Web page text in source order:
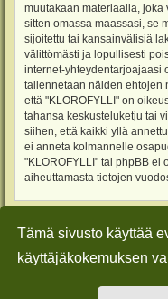
Tämä sivusto käyttää
käyttäjäkokemuksen
muutakaan materiaalia,
sitten omassa maassasi, se
sijoitettu tai kansainvälisiä
välittömästi ja lopullisesti
internet-yhteydentarjoajaasi
tallennetaan näiden ehtojen
että "KLOROFYLLI" on
tahansa keskusteluketju tai
siihen, että kaikki yllä
ei anneta kolmannelle
"KLOROFYLLI" tai phpBB ei
aiheuttamasta tietojen
Etusivu
Keskustelufoorumin ohjelmisto